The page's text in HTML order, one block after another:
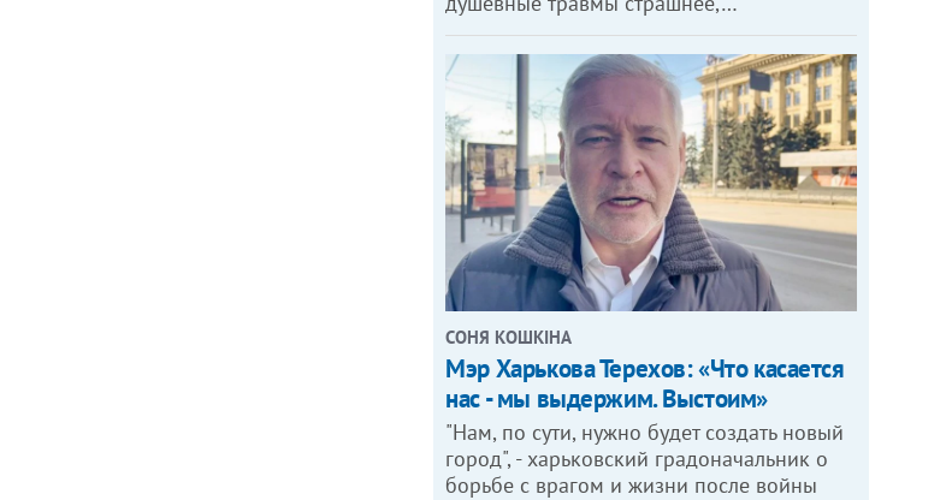
СОНЯ КОШКІНА
Мэр Харькова Терехов: «Что касается
нас - мы выдержим. Выстоим»
"Нам, по сути, нужно будет создать новый
город", - харьковский градоначальник о
борьбе с врагом и жизни после войны